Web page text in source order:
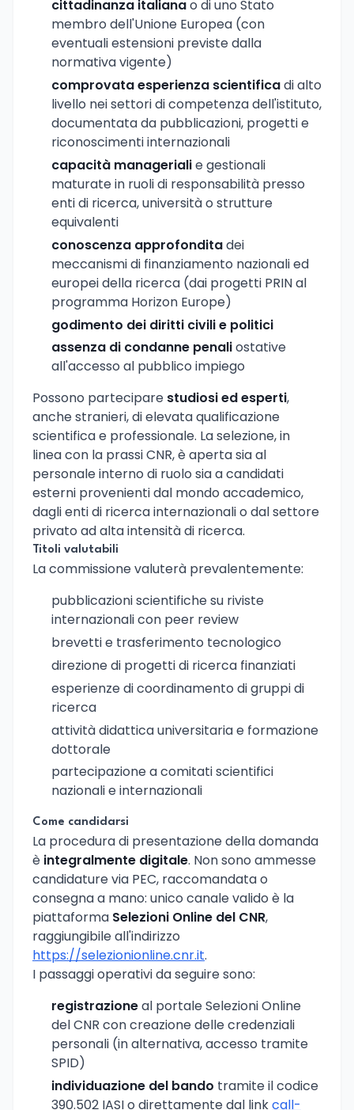
cittadinanza italianao di uno Stato
membro dell'Unione Europea (con
eventuali estensioni previste dalla
normativa vigente)
comprovata esperienza scientificadi alto
livello nei settori di competenza dell'istituto,
documentata da pubblicazioni, progetti e
riconoscimenti internazionali
capacità managerialie gestionali
maturate in ruoli di responsabilità presso
enti di ricerca, università o strutture
equivalenti
conoscenza approfonditadei
meccanismi di finanziamento nazionali ed
europei della ricerca (dai progetti PRIN al
programma Horizon Europe)
godimento dei diritti civili e politici
assenza di condanne penaliostative
all'accesso al pubblico impiego
Possono partecipare studiosi ed esperti,
anche stranieri, di elevata qualificazione
scientifica e professionale. La selezione, in
linea con la prassi CNR, è aperta sia al
personale interno di ruolo sia a candidati
esterni provenienti dal mondo accademico,
dagli enti di ricerca internazionali o dal settore
privato ad alta intensità di ricerca.
Titoli valutabili
La commissione valuterà prevalentemente:
pubblicazioni scientifiche su riviste
internazionali con peer review
brevetti e trasferimento tecnologico
direzione di progetti di ricerca finanziati
esperienze di coordinamento di gruppi di
ricerca
attività didattica universitaria e formazione
dottorale
partecipazione a comitati scientifici
nazionali e internazionali
Come candidarsi
La procedura di presentazione della domanda
è integralmente digitale. Non sono ammesse
candidature via PEC, raccomandata o
consegna a mano: unico canale valido è la
piattaforma Selezioni Online del CNR,
raggiungibile all'indirizzo
https://selezionionline.cnr.it.
I passaggi operativi da seguire sono:
registrazioneal portale Selezioni Online
del CNR con creazione delle credenziali
personali (in alternativa, accesso tramite
SPID)
individuazione del bando tramite il codice
390.502 IASI o direttamente dal linkcall-